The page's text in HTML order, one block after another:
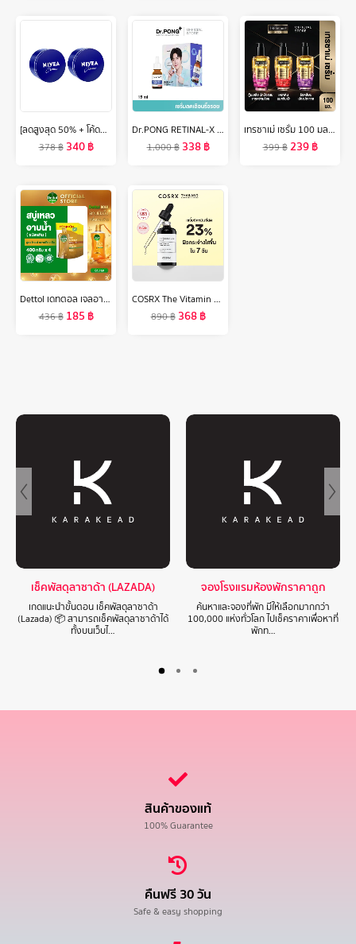
[ลดสูงสุด 50% + โค้ดลดเพิ่ม 20%]นีเวีย ครีมบำรุงผิวสูตรเข้มข้น 250 มล. 2 ชิ้น NIVEA
378฿ 340฿
Dr.PONG RETINAL-X TIMELESS ANTI-AGING SERUM เซรั่มลดเลือนริ้วรอย
1,000฿ 338฿
เทรซาเม่ เซรั่ม 100 มล. X1/X2 SERUM 100ML X1/X2
399฿239฿
Dettol เดทตอล เจลอาบน้ำแบบถุงเติม สบู่เหลวเดทตอล แอนตี้แบคทีเรีย ถุงเติม 400มล.X4 (เลือกสูตรด้านใน)
436฿ 185 ฿
COSRX The Vitamin C Serum 20g เซรั่มวิตามินซีบริสุทธิ์เข้มข้น ช่วยลดเลือนรอยดำ รอยสิว ปรับผิวหมองคล้ำให้กระจ่างใส มีชีวิตชีวา
890฿ 368฿
เช็คพัสดุลาซาด้า (LAZADA)
เกดแนะนำขั้นตอน เช็คพัสดุลาซาด้า
(Lazada) 📦 สามารถเช็คพัสดุลาซาด้าได้
ทั้งบนเว็บไ…
จองโรงแรมห้องพักราคาถูก
ค้นหาและจองที่พัก มีให้เลือกมากกว่า
100,000 แห่งทั่วโลก ไปเช็คราคาเพื่อหาที่
พักท…
สินค้าของแท้
100% Guarantee
คืนฟรี 30 วัน
Safe & easy shopping